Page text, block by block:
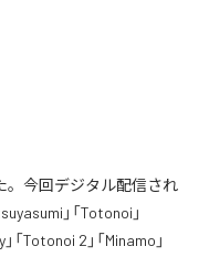
。今回デジタル配信され
」「Totonoi」
「Totonoi 2」「Minamo」